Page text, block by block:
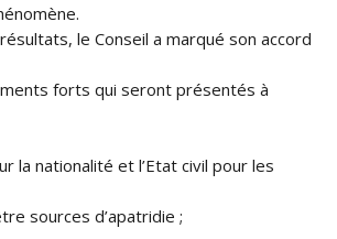
le Conseil a marqué son accord
forts qui seront présentés à
la nationalité et l’Etat civil pour les
sources d’apatridie ;